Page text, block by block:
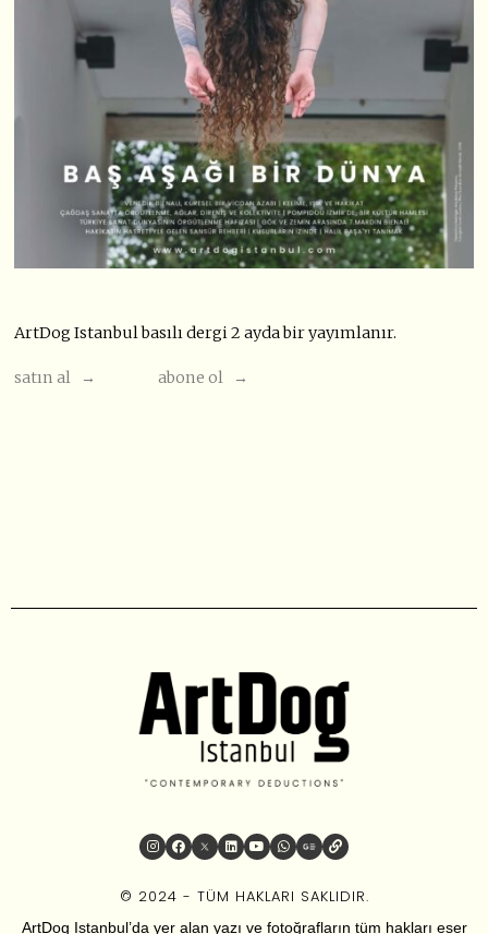
ArtDog Istanbul basılı dergi 2 ayda bir yayımlanır.
satın al → abone ol →
© 2024 - TÜM HAKLARI SAKLIDIR.
ArtDog Istanbul’da yer alan yazı ve fotoğrafların tüm hakları eser